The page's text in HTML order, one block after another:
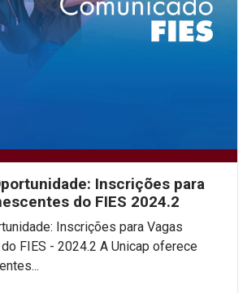
Inscrições para
do FIES 2024.2
Inscrições para Vagas
2024.2 A Unicap oferece